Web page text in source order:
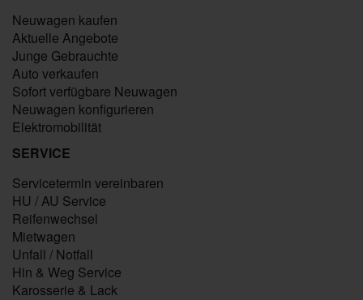
Neuwagen kaufen
Aktuelle Angebote
Junge Gebrauchte
Auto verkaufen
Sofort verfügbare Neuwagen
Neuwagen konfigurieren
Elektromobilität
SERVICE
Servicetermin vereinbaren
HU / AU Service
Reifenwechsel
Mietwagen
Unfall / Notfall
Hin & Weg Service
Karosserie & Lack